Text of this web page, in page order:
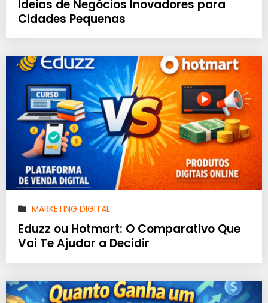
Ideias de Negócios Inovadores para
Cidades Pequenas
MARKETING DIGITAL
Eduzz ou Hotmart: O Comparativo Que
Vai Te Ajudar a Decidir